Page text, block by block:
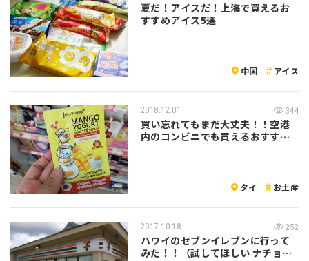
夏だ！アイスだ！上海で買えるお
すすめアイス5選
中国 アイス
2018.12.01 344
買い忘れてもまだ大丈夫！！空港
内のコンビニでも買えるおすすめ
タイ お土産
2017.10.18 252
ハワイのセブンイレブンに行って
みた！！（試してほしい ナチョス